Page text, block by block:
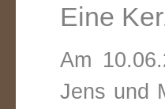
Eine
Am
Jens und